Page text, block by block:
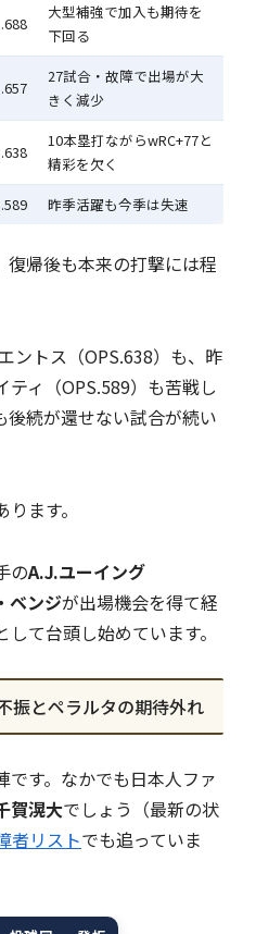
.688
大型補強で加入も期待を
下回る
.657
27試合・故障で出場が大
きく減少
.638
10本塁打ながらwRC+77と
精彩を欠く
.589 昨季活躍も今季は失速
復帰後も本来の打撃には程
ントス（OPS.638）も、昨
ィ（OPS.589）も苦戦し
後続が還せない試合が続い
ます。
のA.J.ユーイング
ベンジが出場機会を得て経
て台頭し始めています。
振とペラルタの期待外れ
です。なかでも日本人ファ
賀滉大でしょう（最新の状
者リストでも追っていま